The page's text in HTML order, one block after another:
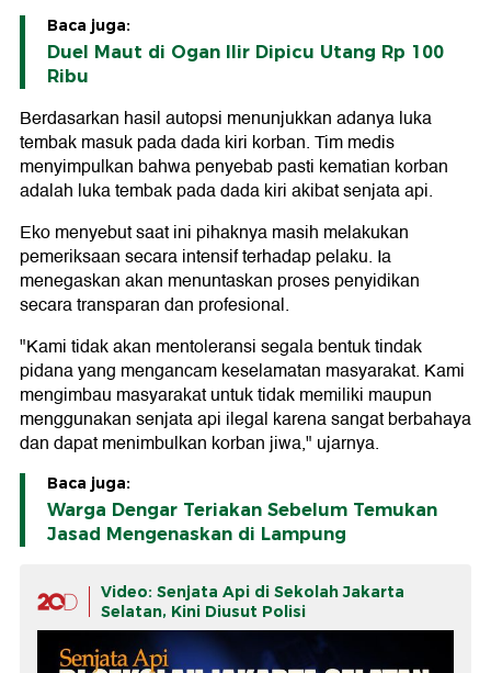
Baca juga:
Duel Maut di Ogan Ilir Dipicu Utang Rp 100
Ribu
Berdasarkan hasil autopsi menunjukkan adanya luka
tembak masuk pada dada kiri korban. Tim medis
menyimpulkan bahwa penyebab pasti kematian korban
adalah luka tembak pada dada kiri akibat senjata api.
Eko menyebut saat ini pihaknya masih melakukan
pemeriksaan secara intensif terhadap pelaku. Ia
menegaskan akan menuntaskan proses penyidikan
secara transparan dan profesional.
"Kami tidak akan mentoleransi segala bentuk tindak
pidana yang mengancam keselamatan masyarakat. Kami
mengimbau masyarakat untuk tidak memiliki maupun
menggunakan senjata api ilegal karena sangat berbahaya
dan dapat menimbulkan korban jiwa," ujarnya.
Baca juga:
Warga Dengar Teriakan Sebelum Temukan
Jasad Mengenaskan di Lampung
Video: Senjata Api di Sekolah Jakarta
Selatan, Kini Diusut Polisi